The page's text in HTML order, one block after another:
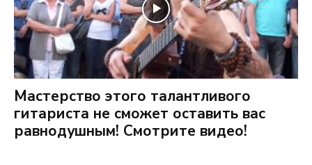
Мастерство этого талантливого
гитариста не сможет оставить вас
равнодушным! Смотрите видео!